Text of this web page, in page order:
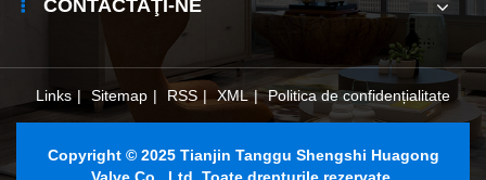
CONTACTAŢI-NE
Links | Sitemap | RSS | XML | Politica de confidențialitate
Copyright © 2025 Tianjin Tanggu Shengshi Huagong